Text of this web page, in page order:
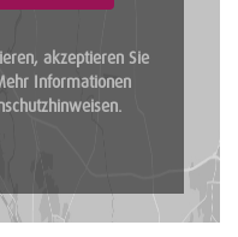
akzeptieren Sie
Informationen
.